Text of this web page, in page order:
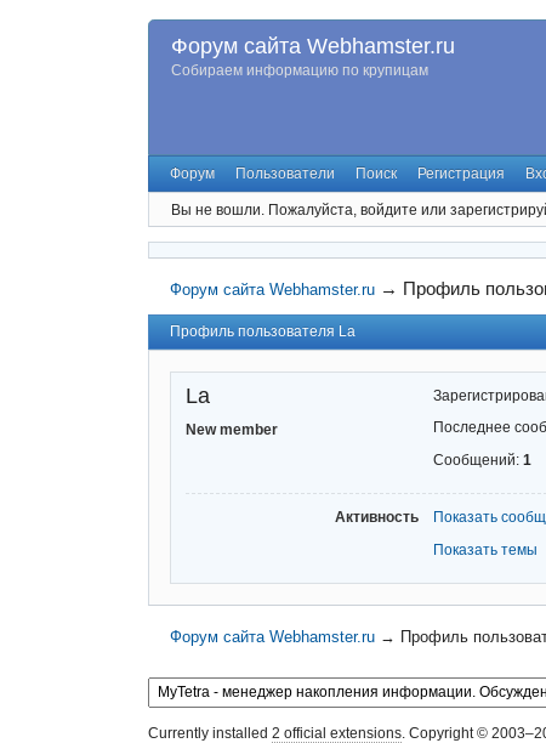
Форум сайта Webhamster.ru
Собираем информацию по крупицам
Форум Пользователи Поиск Регистрация
Вы не вошли. Пожалуйста, войдите или
Форум сайта Webhamster.ru → Профиль
Профиль пользователя La
La
New member
Последнее
Сообщений: 1
Активность
Показать
Показать темы
Форум сайта Webhamster.ru → Профиль
Currently installed 2 official extensions . Copyright ©